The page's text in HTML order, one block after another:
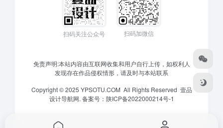
扫码关注公众号 扫码加微信
免责声明:本站内容由互联网收集和用户自行上传，如权利人
发现存在作品侵权情形，请及时与本站联系
Copyright © 2025 YPSOTU.COM All Rights Reserved 壹品
设计导航网. 备案号： 陕ICP备2022000214号-1